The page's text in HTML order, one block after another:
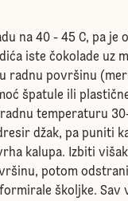
na 40 - 45 C, pa je
iste čokolade uz
radnu površinu
špatule ili
temperaturu
džak, pa puniti
kalupa. Izbiti
potom
školjke. Sav